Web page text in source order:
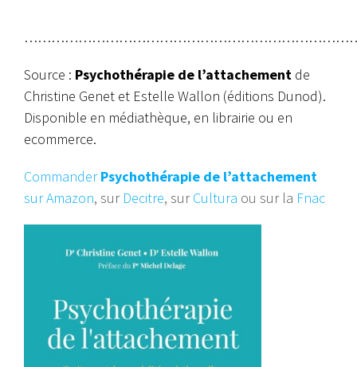
Source : Psychothérapie de l’attachement de
Christine Genet et Estelle Wallon (éditions Dunod).
Disponible en médiathèque, en librairie ou en
ecommerce.
CommanderPsychothérapie de l’attachement
sur Amazon, sur Decitre, surCultura ou sur la Fnac